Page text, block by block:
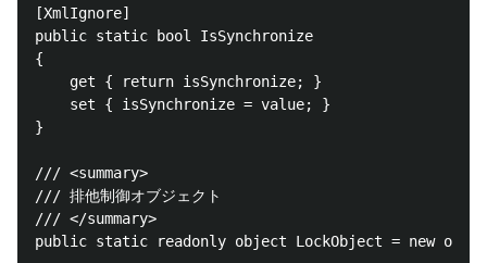
[XmlIgnore]
public static bool IsSynchronize
{
    get { return isSynchronize; }
    set { isSynchronize = value; }
}
/// <summary>
/// 排他制御オブジェクト
/// </summary>
public static readonly object LockObject = new